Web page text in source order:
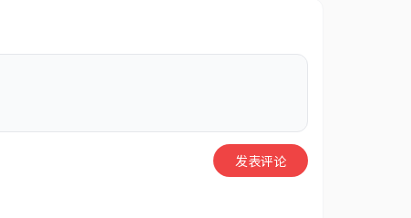
发表评论